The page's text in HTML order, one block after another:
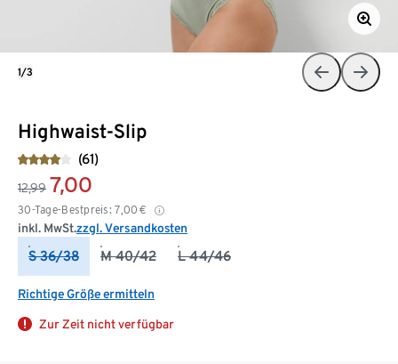
Highwaist-Slip
(61)
12,99 7,00
30-Tage-Bestpreis: 7,00 €
inkl. MwSt.zzgl. Versandkosten
S 36/38 M 40/42 L 44/46
Richtige Größe ermitteln
Zur Zeit nicht verfügbar
1/3